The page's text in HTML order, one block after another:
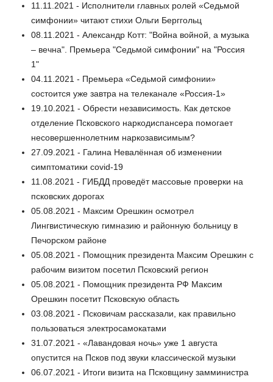
11.11.2021 - Исполнители главных ролей «Седьмой
симфонии» читают стихи Ольги Берггольц
08.11.2021 - Александр Котт: "Война войной, а музыка
– вечна". Премьера "Седьмой симфонии" на "Россия
1"
04.11.2021 - Премьера «Седьмой симфонии»
состоится уже завтра на телеканале «Россия-1»
19.10.2021 - Обрести независимость. Как детское
отделение Псковского наркодиспансера помогает
несовершеннолетним наркозависимым?
27.09.2021 - Галина Невалённая об изменении
симптоматики covid-19
11.08.2021 - ГИБДД проведёт массовые проверки на
псковских дорогах
05.08.2021 - Максим Орешкин осмотрел
Лингвистическую гимназию и районную больницу в
Печорском районе
05.08.2021 - Помощник президента Максим Орешкин с
рабочим визитом посетил Псковский регион
05.08.2021 - Помощник президента РФ Максим
Орешкин посетит Псковскую область
03.08.2021 - Псковичам рассказали, как правильно
пользоваться электросамокатами
31.07.2021 - «Лавандовая ночь» уже 1 августа
опустится на Псков под звуки классической музыки
06.07.2021 - Итоги визита на Псковщину замминистра